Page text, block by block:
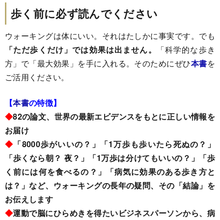
歩く前に必ず読んでください
ウォーキングは体にいい。それはたしかに事実です。でも
「ただ歩くだけ」では効果は出ません。
「科学的な歩き
方」で「最大効果」を手に入れる。そのためにぜひ本書を
ご活用ください。
【本書の特徴】
◆82の論文、世界の最新エビデンスをもとに正しい情報を
お届け
◆ 「8000歩がいいの？」「1万歩も歩いたら死ぬの？」
「歩くなら朝？ 夜？」「1万歩は分けてもいいの？」「歩
く前には何を食べるの？」「病気に効果のある歩き方と
は？」など、ウォーキングの長年の疑問、その「結論」を
お伝えします
◆運動で脳にひらめきを得たいビジネスパーソンから、病